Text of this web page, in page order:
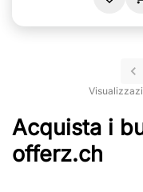
Acquista i
offerz.ch